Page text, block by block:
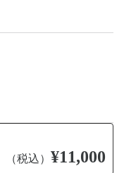
（税込） ¥11,000